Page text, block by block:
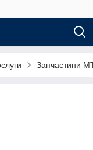
Запчастини